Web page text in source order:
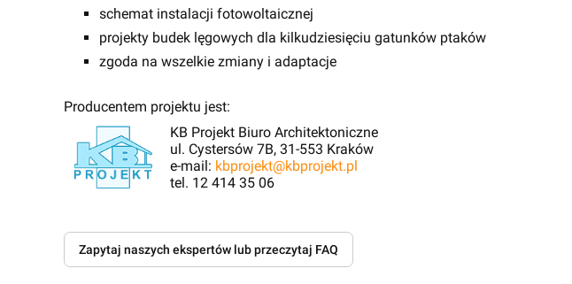
schemat instalacji fotowoltaicznej
projekty budek lęgowych dla kilkudziesięciu gatunków ptaków
zgoda na wszelkie zmiany i adaptacje
Producentem projektu jest:
KB Projekt Biuro Architektoniczne
ul. Cystersów 7B, 31-553 Kraków
e-mail: kbprojekt@kbprojekt.pl
tel. 12 414 35 06
Zapytaj naszych ekspertów lub przeczytaj FAQ